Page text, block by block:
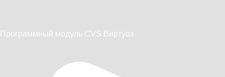
Программный модуль CVS Виртуоз